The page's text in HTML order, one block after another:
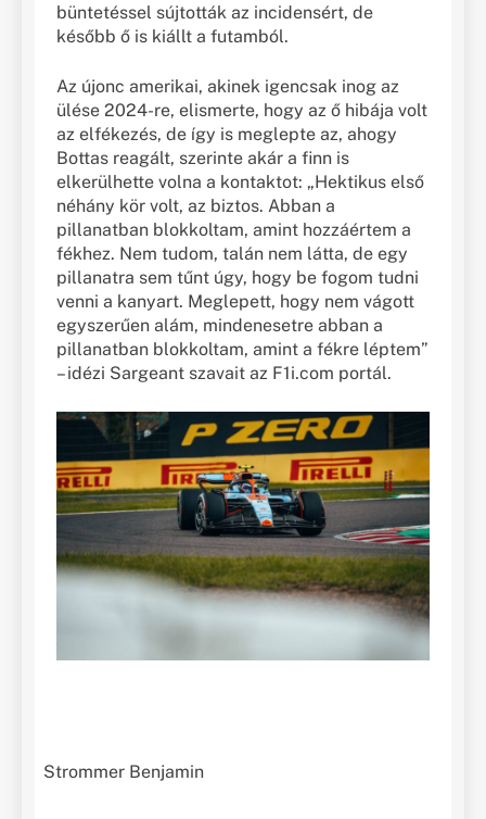
büntetéssel sújtották az incidensért, de
később ő is kiállt a futamból.
Az újonc amerikai, akinek igencsak inog az
ülése 2024-re, elismerte, hogy az ő hibája volt
az elfékezés, de így is meglepte az, ahogy
Bottas reagált, szerinte akár a finn is
elkerülhette volna a kontaktot: „Hektikus első
néhány kör volt, az biztos. Abban a
pillanatban blokkoltam, amint hozzáértem a
fékhez. Nem tudom, talán nem látta, de egy
pillanatra sem tűnt úgy, hogy be fogom tudni
venni a kanyart. Meglepett, hogy nem vágott
egyszerűen alám, mindenesetre abban a
pillanatban blokkoltam, amint a fékre léptem”
– idézi Sargeant szavait az F1i.com portál.
Strommer Benjamin